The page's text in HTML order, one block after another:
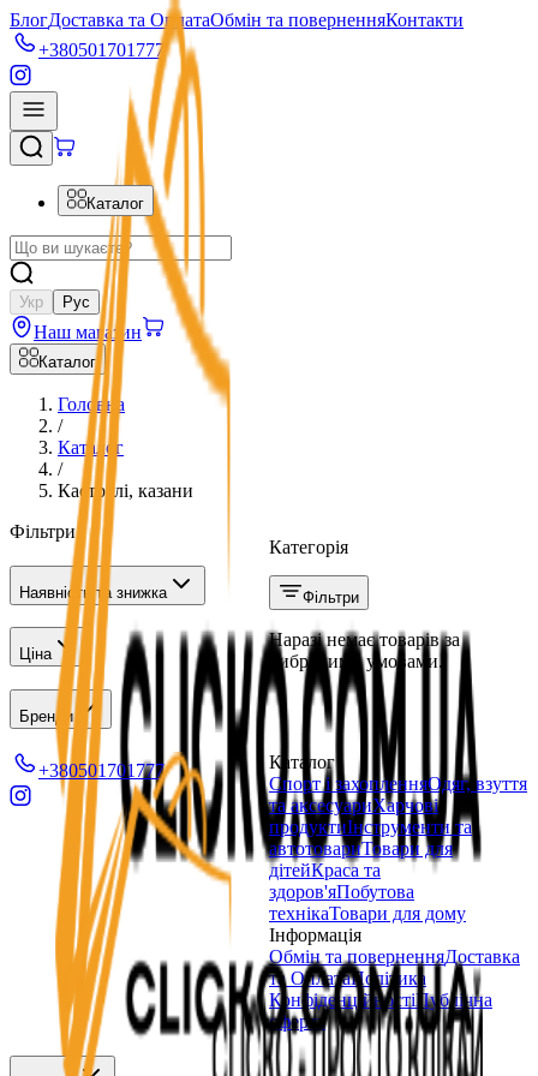
БлогДоставка та ОплатаОбмін та поверненняКонтакти
+380501701777
Каталог
Укр Рус
Наш магазин
Каталог
Головна
/
Каталог
/
Каструлі, казани
Фільтри
Наявність та знижка
Ціна
Бренди
Категорія
Фільтри
Наразі немає товарів за
вибраними умовами.
+380501701777
Каталог
Спорт і захопленняОдяг, взуття
та аксесуариХарчові
продуктиІнструменти та
автотовариТовари для
дітейКраса та
здоров'яПобутова
технікаТовари для дому
Інформація
Обмін та поверненняДоставка
та ОплатаПолітика
КонфіденційностіПублічна
оферта